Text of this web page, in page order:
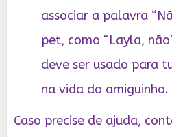
associar a palavra
pet, como “Layla,
deve ser usado para
na vida do amiguinho.
Caso precise de ajuda,